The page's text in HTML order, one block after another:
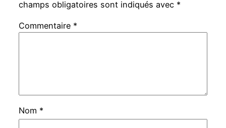
champs obligatoires sont indiqués avec *
Commentaire *
Nom *